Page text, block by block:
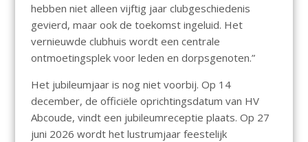
hebben niet alleen vijftig jaar clubgeschiedenis
gevierd, maar ook de toekomst ingeluid. Het
vernieuwde clubhuis wordt een centrale
ontmoetingsplek voor leden en dorpsgenoten.”
Het jubileumjaar is nog niet voorbij. Op 14
december, de officiële oprichtingsdatum van HV
Abcoude, vindt een jubileumreceptie plaats. Op 27
juni 2026 wordt het lustrumjaar feestelijk